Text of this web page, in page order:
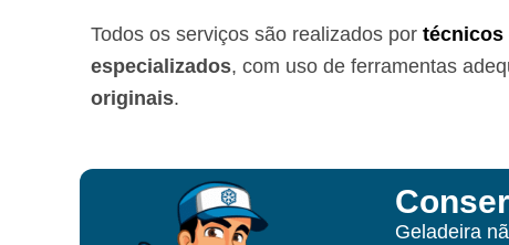
Todos os serviços são realizados por técnicos
especializados, com uso de ferramentas
originais.
Geladeira